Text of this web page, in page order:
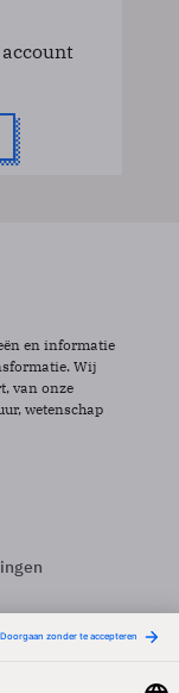
en informatie
Wij
van onze
wetenschap